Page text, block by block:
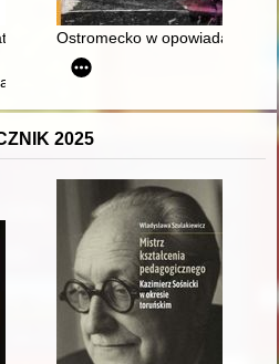
Uniwersytetu Lubelskiego
Ostromecko w opowiadaniach
Kobiet) : the conditions for
2025